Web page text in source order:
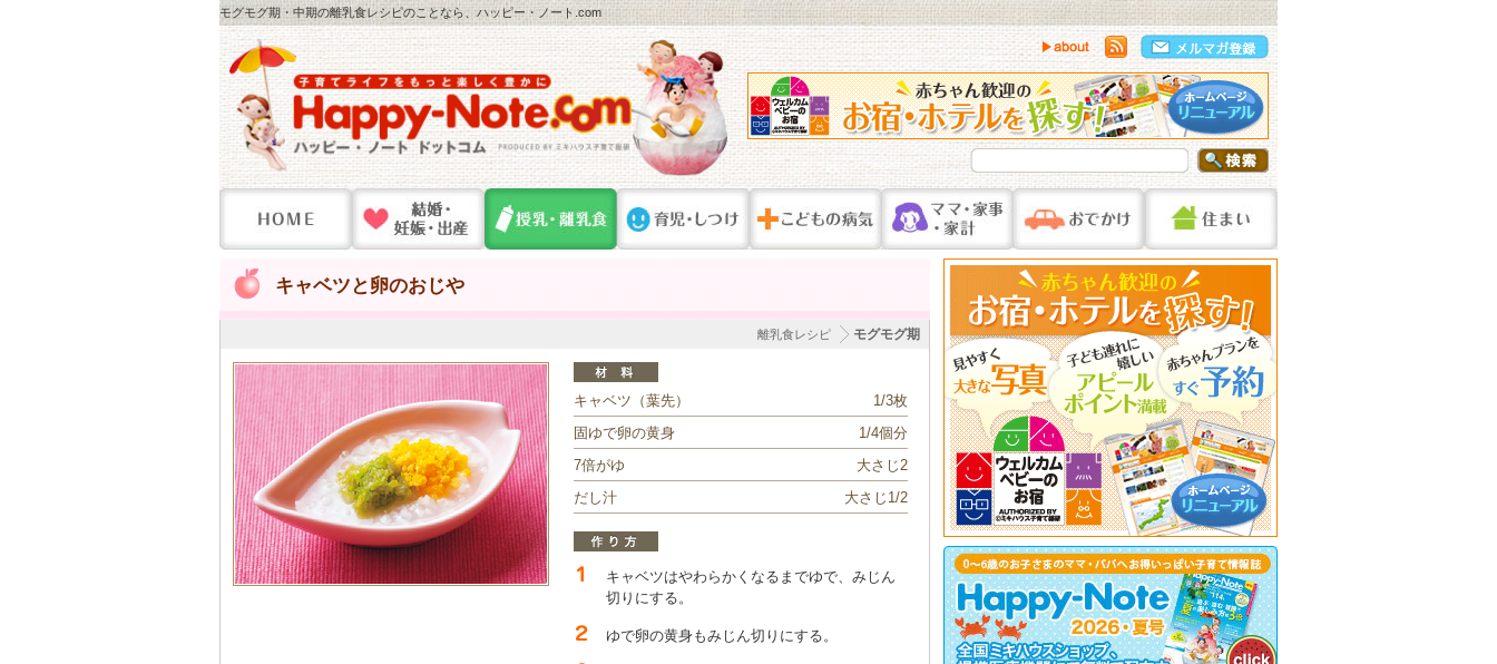
モグモグ期・中期の離乳食レシピのことなら、ハッピー・ノート.com
キャベツと卵のおじや
モグモグ期
離乳食レシピ
キャベツ（葉先）
1/3枚
固ゆで卵の黄身
1/4個分
7倍がゆ
大さじ2
だし汁
大さじ1/2
キャベツはやわらかくなるまでゆで、みじん
切りにする。
ゆで卵の黄身もみじん切りにする。